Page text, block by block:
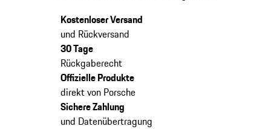
Kostenloser Versand
und Rückversand
30 Tage
Rückgaberecht
Offizielle Produkte
direkt von Porsche
Sichere Zahlung
und Datenübertragung